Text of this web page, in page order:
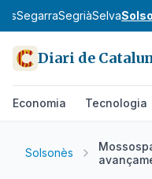
SegarraSegriàSelva
Diari de
Economia Tecnologia
Solsonès